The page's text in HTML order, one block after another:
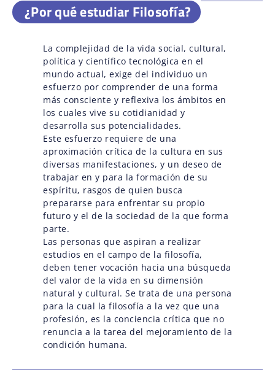
¿Por qué estudiar Filosofía?
La complejidad de la vida social, cultural,
política y científico tecnológica en el
mundo actual, exige del individuo un
esfuerzo por comprender de una forma
más consciente y reflexiva los ámbitos en
los cuales vive su cotidianidad y
desarrolla sus potencialidades.
Este esfuerzo requiere de una
aproximación crítica de la cultura en sus
diversas manifestaciones, y un deseo de
trabajar en y para la formación de su
espíritu, rasgos de quien busca
prepararse para enfrentar su propio
futuro y el de la sociedad de la que forma
parte.
Las personas que aspiran a realizar
estudios en el campo de la filosofía,
deben tener vocación hacia una búsqueda
del valor de la vida en su dimensión
natural y cultural. Se trata de una persona
para la cual la filosofía a la vez que una
profesión, es la conciencia crítica que no
renuncia a la tarea del mejoramiento de la
condición humana.